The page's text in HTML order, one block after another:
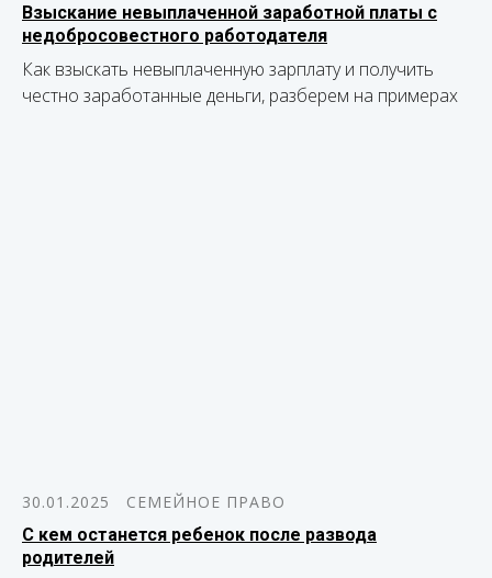
Взыскание невыплаченной заработной платы с
недобросовестного работодателя
Как взыскать невыплаченную зарплату и получить
честно заработанные деньги, разберем на примерах
30.01.2025
СЕМЕЙНОЕ ПРАВО
С кем останется ребенок после развода
родителей